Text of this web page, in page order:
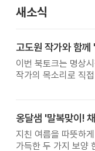
새소식
고도원 작가와 함께
이번 북토크는 명상시
작가의 목소리로 직
옹달샘 '말복맞이!
지친 여름을 따뜻하
가득한 두 가지 보양